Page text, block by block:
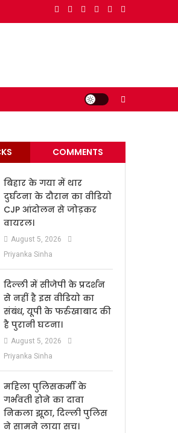
COMMENTS
बिहार के गया में थार
दुर्घटना के दौरान का वीडियो
CJP आंदोलन से जोड़कर
वायरल।
August 5, 2026
Priyanka Sinha
दिल्ली में सीजेपी के प्रदर्शन
से नहीं है इस वीडियो का
संबंध, यूपी के फर्रुखाबाद की
है पुरानी घटना।
August 5, 2026
Priyanka Sinha
महिला पुलिसकर्मी के
गर्भवती होने का दावा
निकला झूठा, दिल्ली पुलिस
ने सामने लाया सच।